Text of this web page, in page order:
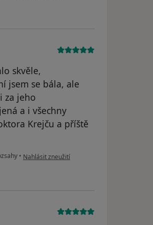
skvěle,
jsem se bála, ale
za jeho
a i všechny
Krejču a příště
• podle názoru uživatele Dagmar
Nahlásit zneužití